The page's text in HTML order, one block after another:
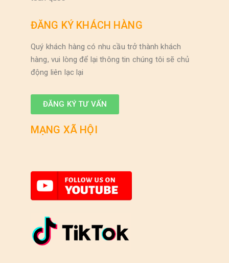
ĐĂNG KÝ KHÁCH HÀNG
Quý khách hàng có nhu cầu trở thành khách
hàng, vui lòng để lại thông tin chúng tôi sẽ chủ
động liên lạc lại
ĐĂNG KÝ TƯ VẤN
MẠNG XÃ HỘI